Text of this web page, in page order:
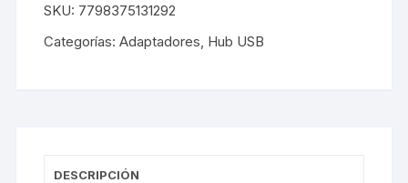
SKU: 7798375131292
Categorías:Adaptadores Hub USB
DESCRIPCIÓN